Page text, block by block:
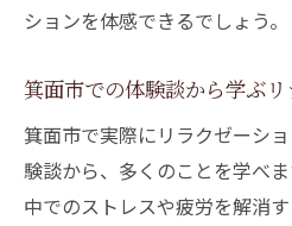
リラクゼーション体操で
緊張をリセットする
リラクゼーション体
向上
体操で解消する肩こ
ションを体感できるでしょう。
箕面市での体験談から学ぶ
箕面市で実際にリラクゼーシ
験談から、多くのことを学べ
中でのストレスや疲労を解消